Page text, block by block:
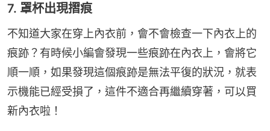
7. 罩杯出現摺痕
不知道大家在穿上內衣前，會不會檢查一下內衣上的
痕跡？有時候小編會發現一些痕跡在內衣上，會將它
順一順，如果發現這個痕跡是無法平復的狀況，就表
示機能已經受損了，這件不適合再繼續穿著，可以買
新內衣啦！